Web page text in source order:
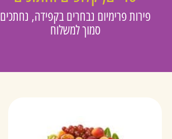
פירות פרימיום נבחרים בקפידה, נחתכים
סמוך למשלוח